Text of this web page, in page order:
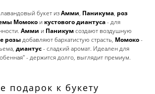
букет изАмми, Паникума, роз
Момоко и кустового диантуса- для
Амми и Паникумсоздают воздушную
розыдобавляют бархатистую страсть, Момоко-
диантус- сладкий аромат. Идеален для
- держится долго, выглядит премиум.
подарок к букету